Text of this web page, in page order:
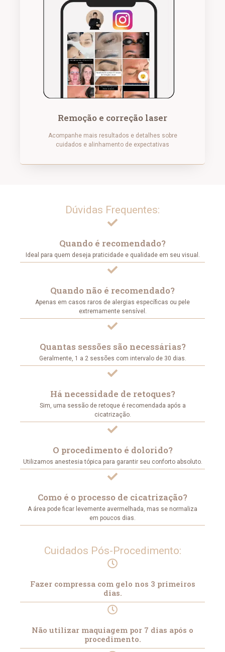
Remoção e correção laser
Acompanhe mais resultados e detalhes sobre
cuidados e alinhamento de expectativas
Dúvidas Frequentes:
Quando é recomendado?
Ideal para quem deseja praticidade e qualidade em seu visual.
Quando não é recomendado?
Apenas em casos raros de alergias específicas ou pele
extremamente sensível.
Quantas sessões são necessárias?
Geralmente, 1 a 2 sessões com intervalo de 30 dias.
Há necessidade de retoques?
Sim, uma sessão de retoque é recomendada após a
cicatrização.
O procedimento é dolorido?
Utilizamos anestesia tópica para garantir seu conforto absoluto.
Como é o processo de cicatrização?
A área pode ficar levemente avermelhada, mas se normaliza
em poucos dias.
Cuidados Pós-Procedimento:
Fazer compressa com gelo nos 3 primeiros
dias.
Não utilizar maquiagem por 7 dias após o
procedimento.